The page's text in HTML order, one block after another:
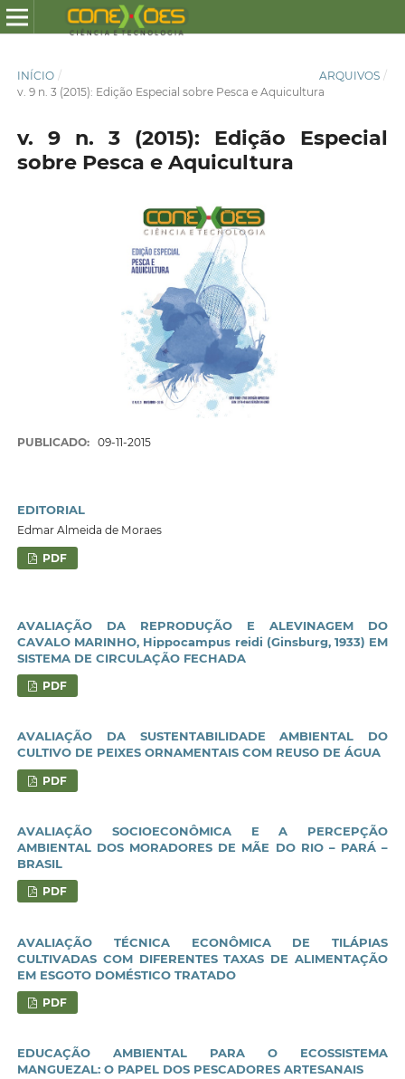
INÍCIO / ARQUIVOS /
v. 9 n. 3 (2015): Edição Especial sobre Pesca e Aquicultura
v. 9 n. 3 (2015): Edição Especial
sobre Pesca e Aquicultura
PUBLICADO: 09-11-2015
EDITORIAL
Edmar Almeida de Moraes
PDF
AVALIAÇÃO DA REPRODUÇÃO E ALEVINAGEM DO
CAVALO MARINHO, Hippocampus reidi (Ginsburg, 1933) EM
SISTEMA DE CIRCULAÇÃO FECHADA
PDF
AVALIAÇÃO DA SUSTENTABILIDADE AMBIENTAL DO
CULTIVO DE PEIXES ORNAMENTAIS COM REUSO DE ÁGUA
PDF
AVALIAÇÃO SOCIOECONÔMICA E A PERCEPÇÃO
AMBIENTAL DOS MORADORES DE MÃE DO RIO – PARÁ –
BRASIL
PDF
AVALIAÇÃO TÉCNICA ECONÔMICA DE TILÁPIAS
CULTIVADAS COM DIFERENTES TAXAS DE ALIMENTAÇÃO
EM ESGOTO DOMÉSTICO TRATADO
PDF
EDUCAÇÃO AMBIENTAL PARA O ECOSSISTEMA
MANGUEZAL: O PAPEL DOS PESCADORES ARTESANAIS